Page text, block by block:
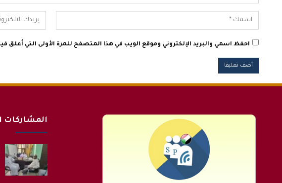
احفظ اسمي والبريد الإلكتروني وموقع الويب في هذا المتصفح للمرة الأولى التي أعلق
المشاركات